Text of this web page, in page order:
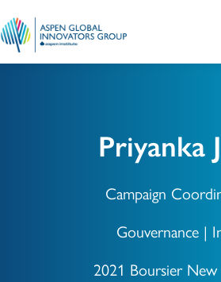
Priyanka
Campaign
Gouvernance |
2021 Boursier New